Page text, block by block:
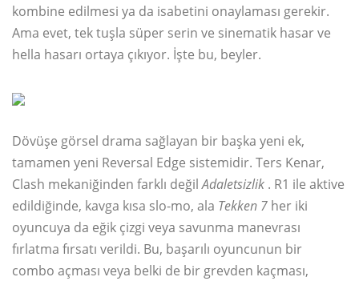
kombine edilmesi ya da isabetini onaylaması gerekir.
Ama evet, tek tuşla süper serin ve sinematik hasar ve
hella hasarı ortaya çıkıyor. İşte bu, beyler.
Dövüşe görsel drama sağlayan bir başka yeni ek,
tamamen yeni Reversal Edge sistemidir. Ters Kenar,
Clash mekaniğinden farklı değilAdaletsizlik . R1 ile aktive
edildiğinde, kavga kısa slo-mo, ala Tekken 7 her iki
oyuncuya da eğik çizgi veya savunma manevrası
fırlatma fırsatı verildi. Bu, başarılı oyuncunun bir
combo açması veya belki de bir grevden kaçması,